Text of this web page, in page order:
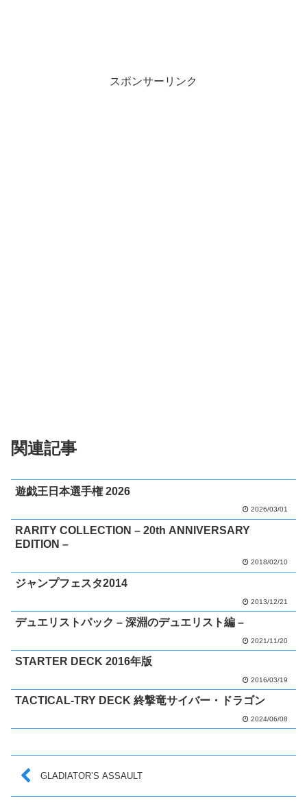
スポンサーリンク
関連記事
遊戯王日本選手権 2026
2026/03/01
RARITY COLLECTION – 20th ANNIVERSARY
EDITION –
2018/02/10
ジャンプフェスタ2014
2013/12/21
デュエリストパック – 深淵のデュエリスト編 –
2021/11/20
STARTER DECK 2016年版
2016/03/19
TACTICAL-TRY DECK 終撃竜サイバー・ドラゴン
2024/06/08
GLADIATOR’S ASSAULT